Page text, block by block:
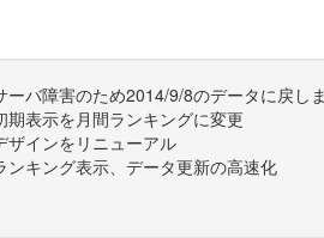
バ障害のため2014/9/8のデータに戻し
期表示を月間ランキングに変更
ザインをリニューアル
ンキング表示、データ更新の高速化